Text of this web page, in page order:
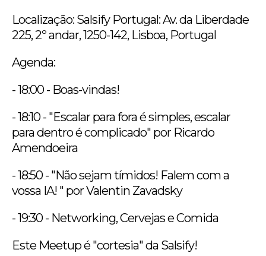
Localização: Salsify Portugal: Av. da Liberdade
225, 2º andar, 1250-142, Lisboa, Portugal
Agenda:
- 18:00 - Boas-vindas!
- 18:10 - "Escalar para fora é simples, escalar
para dentro é complicado" por Ricardo
Amendoeira
- 18:50 - "Não sejam tímidos! Falem com a
vossa IA! " por Valentin Zavadsky
- 19:30 - Networking, Cervejas e Comida
Este Meetup é "cortesia" da Salsify!